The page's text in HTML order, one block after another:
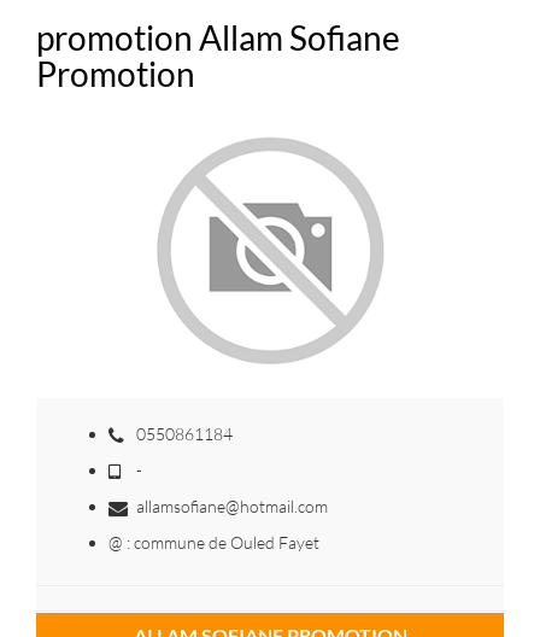
promotion Allam Sofiane
Promotion
0550861184
-
allamsofiane@hotmail.com
@ : commune de Ouled Fayet